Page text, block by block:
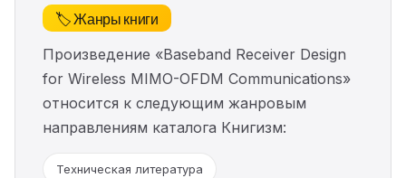
🏷️ Жанры книги
Произведение «Baseband Receiver Design
for Wireless MIMO-OFDM Communications»
относится к следующим жанровым
направлениям каталога Книгизм:
Техническая литература